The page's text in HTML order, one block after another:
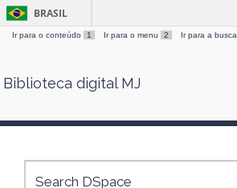
Skip
BRASIL
Ir para o conteúdo 1 Ir para o menu 2 Ir para a busca
Biblioteca digital MJ